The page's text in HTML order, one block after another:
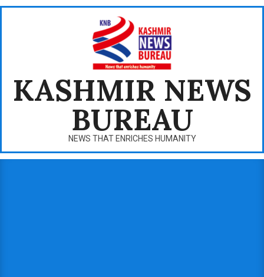
Skip
KASHMIR NEWS
BUREAU
NEWS THAT ENRICHES HUMANITY